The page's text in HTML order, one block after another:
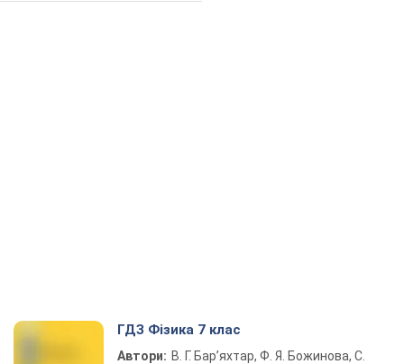
ГДЗ Фізика 7 клас
Автори: В. Г. Бар’яхтар, Ф. Я. Божинова, С.